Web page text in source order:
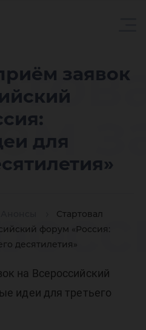
заявок
для
Стартовал
форум «Россия:
десятилетия»
на Всероссийский
идеи для третьего